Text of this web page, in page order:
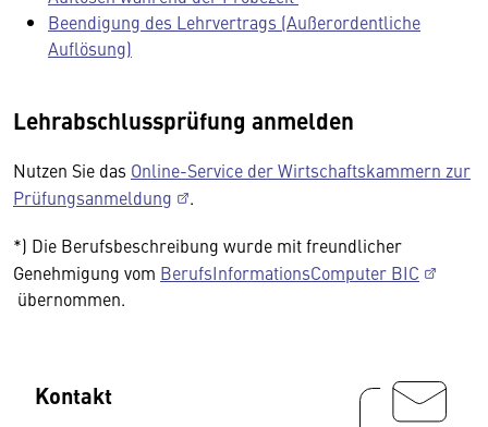
Beendigung des Lehrvertrags (Außerordentliche
Auflösung)
Lehrabschlussprüfung anmelden
Nutzen Sie das Online-Service der Wirtschaftskammern zur
Prüfungsanmeldung
.
*) Die Berufsbeschreibung wurde mit freundlicher
Genehmigung vom BerufsInformationsComputer BIC
übernommen.
Kontakt